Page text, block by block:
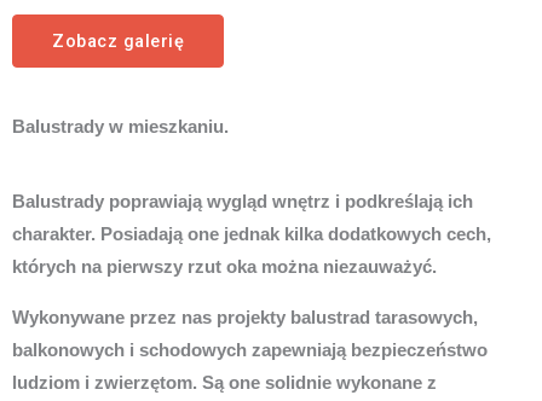
Zobacz galerię
Balustrady w mieszkaniu.
Balustrady poprawiają wygląd wnętrz i podkreślają ich
charakter. Posiadają one jednak kilka dodatkowych cech,
których na pierwszy rzut oka można niezauważyć.
Wykonywane przez nas projekty balustrad tarasowych,
balkonowych i schodowych zapewniają bezpieczeństwo
ludziom i zwierzętom. Są one solidnie wykonane z